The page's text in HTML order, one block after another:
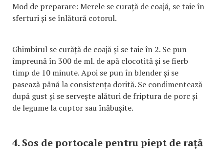
Mod de preparare: Merele se curață de coajă, se taie în
sferturi și se înlătură cotorul.
Ghimbirul se curăță de coajă și se taie în 2. Se pun
împreună în 300 de ml. de apă clocotită și se fierb
timp de 10 minute. Apoi se pun în blender și se
pasează până la consistența dorită. Se condimentează
după gust și se servește alături de friptura de porc și
de legume la cuptor sau înăbușite.
4. Sos de portocale pentru piept de rață